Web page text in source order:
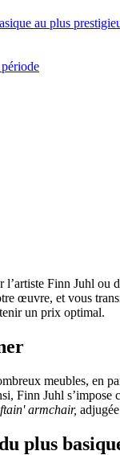
au plus
Finn Juhl ou
œuvre, et vous
un prix optimal.
meubles, en
Finn Juhl
armchair,
plus